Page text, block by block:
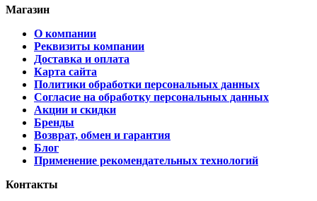
Магазин
О компании
Реквизиты компании
Доставка и оплата
Карта сайта
Политики обработки персональных данных
Согласие на обработку персональных данных
Акции и скидки
Бренды
Возврат, обмен и гарантия
Блог
Применение рекомендательных технологий
Контакты